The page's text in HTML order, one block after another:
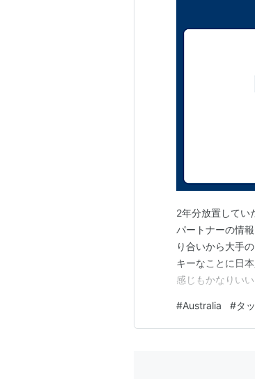
2年分放置してい
パートナーの情
り合いから大手
キーなことに日
感じもかなりい
も引かれもして
上がるようにオ
#Australia #タ